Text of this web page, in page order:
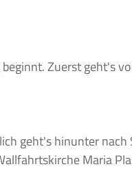
Zuerst geht's
geht's hinunter
Maria